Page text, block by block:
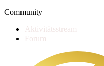
Community
Aktivitätsstream
Forum